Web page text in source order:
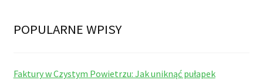
POPULARNE WPISY
Faktury w Czystym Powietrzu: Jak uniknąć pułapek